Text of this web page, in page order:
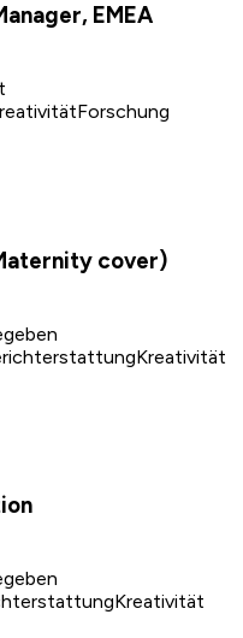
EMEA
Forschung
cover)
Kreativität
Kreativität